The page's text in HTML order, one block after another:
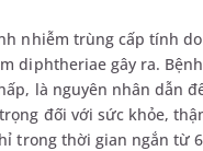
nhiễm trùng cấp tính
diphtheriae gây ra.
là nguyên nhân dẫn
đối với sức khỏe,
trong thời gian ngắn từ